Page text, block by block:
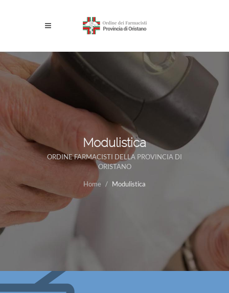
Modulistica
ORDINE FARMACISTI DELLA PROVINCIA DI
ORISTANO
Home Modulistica